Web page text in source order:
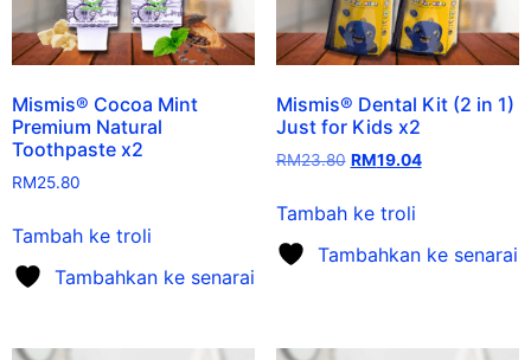
Mismis® Cocoa Mint
Premium Natural
Toothpaste x2
RM25.80
Tambah ke troli
Tambahkan ke senarai
Mismis® Dental Kit (2 in 1)
Just for Kids x2
RM23.80 RM19.04
Tambah ke troli
Tambahkan ke senarai